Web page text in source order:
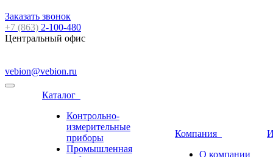
Заказать звонок
+7 (863) 2-100-480
Центральный офис
vebion@vebion.ru
Каталог
Контрольно-
измерительные
приборы
Промышленная
Компания
О компании